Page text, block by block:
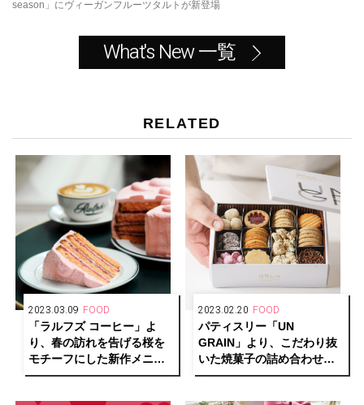
season」にヴィーガンフルーツタルトが新登場
What's New 一覧
RELATED
2023.03.09 FOOD
「ラルフズ コーヒー」よ
り、春の訪れを告げる桜を
モチーフにした新作メニュ
ーが登場
2023.02.20 FOOD
パティスリー「UN
GRAIN」より、こだわり抜
いた焼菓子の詰め合わせホ
ワイトデーギフトが予約受